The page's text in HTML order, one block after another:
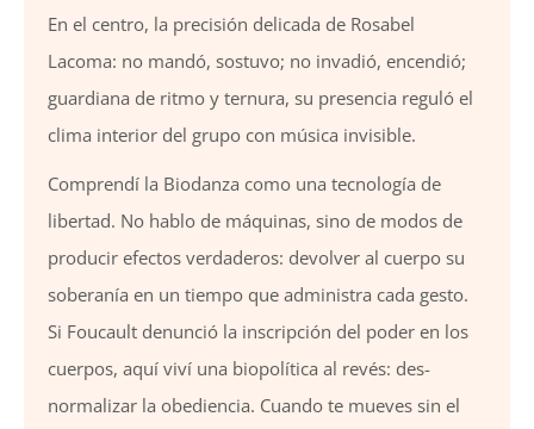
En el centro, la precisión delicada de Rosabel
Lacoma: no mandó, sostuvo; no invadió, encendió;
guardiana de ritmo y ternura, su presencia reguló el
clima interior del grupo con música invisible.
Comprendí la Biodanza como una tecnología de
libertad. No hablo de máquinas, sino de modos de
producir efectos verdaderos: devolver al cuerpo su
soberanía en un tiempo que administra cada gesto.
Si Foucault denunció la inscripción del poder en los
cuerpos, aquí viví una biopolítica al revés: des-
normalizar la obediencia. Cuando te mueves sin el